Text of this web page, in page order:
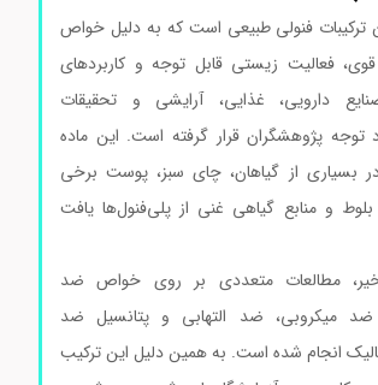
فنولی طبیعی است که به دلیل خواص
فعالیت زیستی قابل توجه و کاربردهای
دارویی، غذایی، آرایشی و تحقیقات
پژوهشگران قرار گرفته است. این ماده
از گیاهان، چای سبز، پوست برخی
و منابع گیاهی غنی از پلی‌فنول‌ها یافت
مطالعات متعددی بر روی خواص ضد
میکروبی، ضد التهابی و پتانسیل ضد
انجام شده است. به همین دلیل این ترکیب